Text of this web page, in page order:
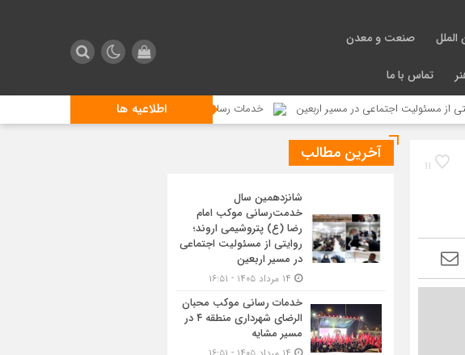
الملل صنعت و معدن
تماس با ما
اطلاعیه ها اجتماعی در مسیر اربعین خدمات رسانی موکب محبان الرضای شهرداری منطقه ۴ در مسیر مشایه
11
آخرین مطالب
شانزدهمین سال
خدمت‌رسانی موکب امام
رضا (ع) پتروشیمی اروند؛
روایتی از مسئولیت اجتماعی
در مسیر اربعین
خدمات رسانی موکب محبان
الرضای شهرداری منطقه ۴ در
مسیر مشایه